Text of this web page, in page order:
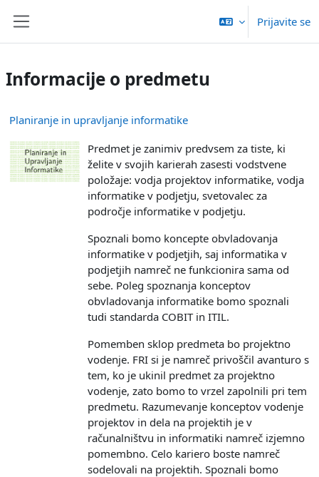
Prijavite se
Informacije o predmetu
Planiranje in upravljanje informatike
Predmet je zanimiv predvsem za tiste, ki
želite v svojih karierah zasesti vodstvene
položaje: vodja projektov informatike, vodja
informatike v podjetju, svetovalec za
področje informatike v podjetju.
Spoznali bomo koncepte obvladovanja
informatike v podjetjih, saj informatika v
podjetjih namreč ne funkcionira sama od
sebe. Poleg spoznanja konceptov
obvladovanja informatike bomo spoznali
tudi standarda COBIT in ITIL.
Pomemben sklop predmeta bo projektno
vodenje. FRI si je namreč privoščil avanturo s
tem, ko je ukinil predmet za projektno
vodenje, zato bomo to vrzel zapolnili pri tem
predmetu. Razumevanje konceptov vodenje
projektov in dela na projektih je v
računalništvu in informatiki namreč izjemno
pomembno. Celo kariero boste namreč
sodelovali na projektih. Spoznali bomo